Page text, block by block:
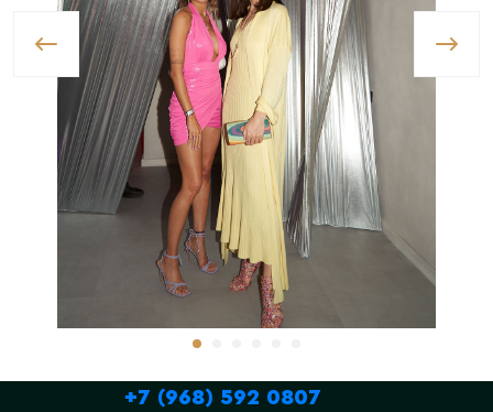
+7 (968) 592 0807